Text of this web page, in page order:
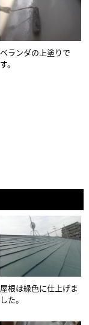
ベランダの上塗りで
す。
屋根は緑色に仕上げま
した。